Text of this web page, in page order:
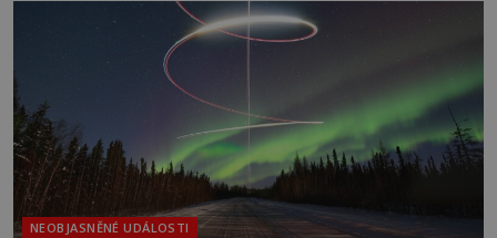
NEOBJASNĚNÉ UDÁLOSTI